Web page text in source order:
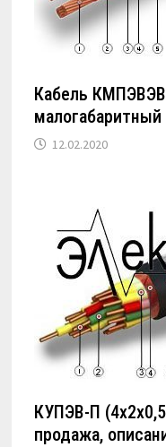
Кабель
малогабаритный
12.02.2020
КУПЭВ-П
продажа,